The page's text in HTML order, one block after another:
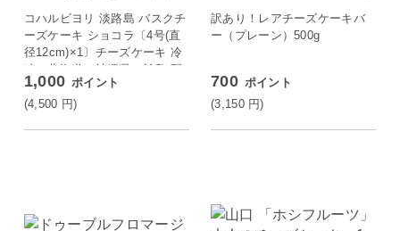
コハルビヨリ 淡路島 バスクチ
ーズケーキ ショコラ〔4号(直
径12cm)×1〕チーズケーキ 冷
凍［北海道・沖縄県・離島 配
送不可］
1,000 ポイント
(4,500 円)
訳あり！レアチーズケーキバ
ー（プレーン）500g
700 ポイント
(3,150 円)